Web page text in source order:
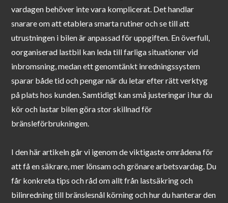
vardagen behöver inte vara komplicerat. Det handlar
snarare om att etablera smarta rutiner och se till att
utrustningen i bilen är anpassad för uppgiften. En överfull,
oorganiserad lastbil kan leda till farliga situationer vid
inbromsning, medan ett genomtänkt inredningssystem
sparar både tid och pengar när du letar efter rätt verktyg
på plats hos kunden. Samtidigt kan små justeringar i hur du
kör och lastar bilen göra stor skillnad för
bränsleförbrukningen.
I den här artikeln går vi igenom de viktigaste områdena för
att få en säkrare, mer lönsam och grönare arbetsvardag. Du
får konkreta tips och råd om allt från lastsäkring och
bilinredning till bränslesnål körning och hur du hanterar den